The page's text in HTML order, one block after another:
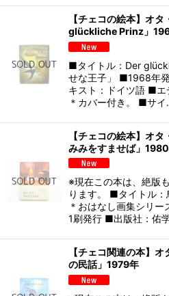
【チェコの絵本】オ
glückliche Prinz」
■タイトル：Der
せな王子」 ■1968年
キスト：ドイツ語 ■エ
＊カバー付き。 ■サ
【チェコの絵本】オ
みみをすませば」
※現在この本は、絶版
ります。 ■タイトル
＊おはなし画集シリ
1刷発行 ■出版社：佑
【チェコ関連の本】
の民話」1979年